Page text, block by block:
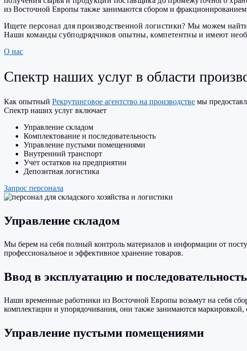
из Восточной Европы также занимаются сбором и фракционированием
Ищете персонал для производственной логистики? Мы можем
Наши команды субподрядчиков опытны, компетентны и имеют
О нас
Спектр наших услуг в области
Как опытный Рекрутинговое агентство на производстве мы
Спектр наших услуг включает
Управление складом
Комплектование и последовательность
Управление пустыми помещениями
Внутренний транспорт
Учет остатков на предприятии
Депозитная логистика
Запрос персонала
Управление складом
Мы берем на себя полный контроль материалов и информации от
профессиональное и эффективное хранение товаров.
Ввод в эксплуатацию и
Наши временные работники из Восточной Европы возьмут на себя
комплектации и упорядочивания, они также занимаются
Управление пустыми помещениями